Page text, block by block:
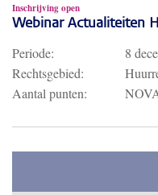
Inschrijving open
Webinar Actualiteiten
Periode:
8
Rechtsgebied:
Aantal punten: